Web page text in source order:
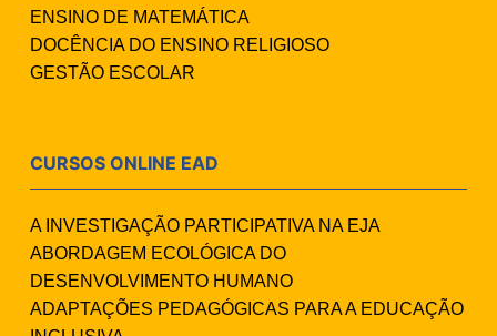
ENSINO DE MATEMÁTICA
DOCÊNCIA DO ENSINO RELIGIOSO
GESTÃO ESCOLAR
CURSOS ONLINE EAD
A INVESTIGAÇÃO PARTICIPATIVA NA EJA
ABORDAGEM ECOLÓGICA DO
DESENVOLVIMENTO HUMANO
ADAPTAÇÕES PEDAGÓGICAS PARA A EDUCAÇÃO